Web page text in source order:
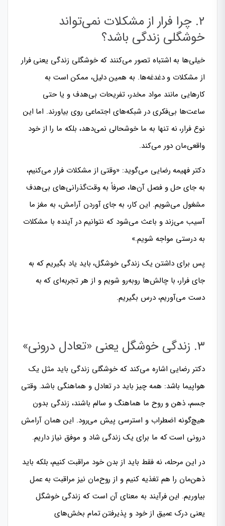
۲. چرا فرار از مشکلات نمی‌تواند
خوشگلی زندگی باشد؟
خیلی‌ها به اشتباه تصور می‌کنند که خوشگلی زندگی یعنی فرار
از مشکلات و دغدغه‌ها. به همین دلیل، ممکن است به
کارهایی مانند مواد مخدر، تفریحات بی‌هدف و یا حتی
ساعت‌ها بی‌فکری در شبکه‌های اجتماعی روی بیاورند. اما این
نوع فرار، نه تنها به ما خوشحالی نمی‌دهد، بلکه ما را از خود
واقعی‌مان دور می‌کند.
دکتر فهیمه رضایی می‌گوید: «وقتی از مشکلات فرار می‌کنیم،
به جای حل و فصل آن‌ها، صرفاً به وقت‌گذرانی‌های بی‌هدف
مشغول می‌شویم. این کار، به جای آوردن آرامش، به مغز ما
آسیب می‌زند و باعث می‌شود که نتوانیم در آینده با مشکلات
به درستی مواجه شویم.»
پس برای داشتن یک زندگی خوشگل، باید یاد بگیریم که به
جای فرار، با چالش‌ها روبه‌رو شویم و از هر تجربه‌ای که به
دست می‌آوریم، درس بگیریم.
۳. زندگی خوشگل یعنی «تعادل درونی»
دکتر رضایی اشاره می‌کند که خوشگلی زندگی باید مثل یک
هواپیما باشد: همه چیز باید در تعادل و هماهنگی باشد. وقتی
جسم، ذهن و روح ما هماهنگ و سالم باشند، زندگی بدون
هیچ‌گونه اضطراب و استرسی پیش می‌رود. این همان آرامش
درونی است که ما برای یک زندگی شاد و موفق نیاز داریم.
در این مرحله، نه فقط باید از بدن خود مراقبت کنیم، بلکه باید
ذهن‌مان را هم تغذیه کنیم و از روح‌مان نیز مراقبت به عمل
بیاوریم. این فرآیند به معنای آن است که زندگی خوشگل
یعنی درک عمیق از خود و پذیرفتن تمام بخش‌های